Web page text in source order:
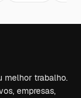
melhor trabalho.
empresas,